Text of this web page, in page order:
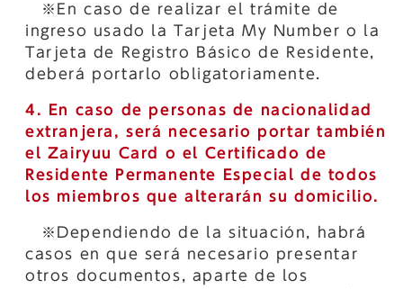
※En caso de realizar el trámite de
ingreso usado la Tarjeta My Number o la
Tarjeta de Registro Básico de Residente,
deberá portarlo obligatoriamente.
4. En caso de personas de nacionalidad
extranjera, será necesario portar también
el Zairyuu Card o el Certificado de
Residente Permanente Especial de todos
los miembros que alterarán su domicilio.
※Dependiendo de la situación, habrá
casos en que será necesario presentar
otros documentos, aparte de los